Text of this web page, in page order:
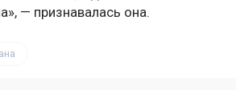
— признавалась она.